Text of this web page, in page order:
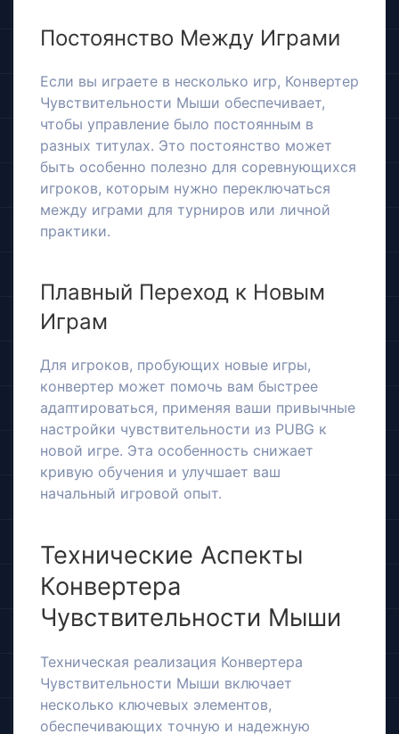
Постоянство Между Играми
Если вы играете в несколько игр, Конвертер
Чувствительности Мыши обеспечивает,
чтобы управление было постоянным в
разных титулах. Это постоянство может
быть особенно полезно для соревнующихся
игроков, которым нужно переключаться
между играми для турниров или личной
практики.
Плавный Переход к Новым
Играм
Для игроков, пробующих новые игры,
конвертер может помочь вам быстрее
адаптироваться, применяя ваши привычные
настройки чувствительности из PUBG к
новой игре. Эта особенность снижает
кривую обучения и улучшает ваш
начальный игровой опыт.
Технические Аспекты
Конвертера
Чувствительности Мыши
Техническая реализация Конвертера
Чувствительности Мыши включает
несколько ключевых элементов,
обеспечивающих точную и надежную